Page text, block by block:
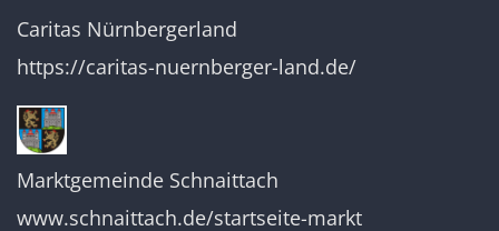
Caritas Nürnbergerland
https://caritas-nuernberger-land.de/
Marktgemeinde Schnaittach
www.schnaittach.de/startseite-markt